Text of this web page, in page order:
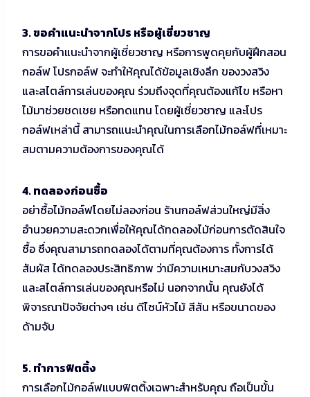
3. ขอคำแนะนำจากโปร หรือผู้เชี่ยวชาญ
การขอคำแนะนำจากผู้เชี่ยวชาญ หรือการพูดคุยกับผู้ฝึกสอน
กอล์ฟ โปรกอล์ฟ จะทำให้คุณได้ข้อมูลเชิงลึก ของวงสวิง
และสไตล์การเล่นของคุณ ร่วมถึงจุดที่คุณต้องแก้ไข หรือหา
ไม้มาช่วยชดเชย หรือทดแทน โดยผู้เชี่ยวชาญ และโปร
กอล์ฟเหล่านี้ สามารถแนะนำคุณในการเลือกไม้กอล์ฟที่เหมาะ
สมตามความต้องการของคุณได้
4. ทดลองก่อนซื้อ
อย่าซื้อไม้กอล์ฟโดยไม่ลองก่อน ร้านกอล์ฟส่วนใหญ่มีสิ่ง
อำนวยความสะดวกเพื่อให้คุณได้ทดลองไม้ก่อนการตัดสินใจ
ซื้อ ซึ่งคุณสามารถทดลองได้ตามที่คุณต้องการ ทั้งการได้
สัมผัส ได้ทดลองประสิทธิภาพ ว่ามีความเหมาะสมกับวงสวิง
และสไตล์การเล่นของคุณหรือไม่ นอกจากนั้น คุณยังได้
พิจารณาปัจจัยต่างๆ เช่น ดีไซน์หัวไม้ สีสัน หรือขนาดของ
ด้ามจับ
5. ทำการฟิตติ้ง
การเลือกไม้กอล์ฟแบบฟิตติ้งเฉพาะสำหรับคุณ ถือเป็นขั้น